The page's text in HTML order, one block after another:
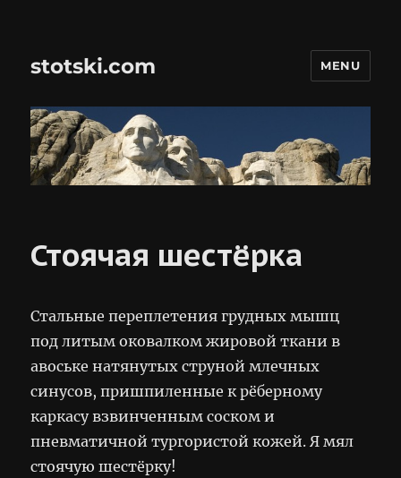
stotski.com MENU
Стоячая шестёрка
Стальные переплетения грудных мышц
под литым оковалком жировой ткани в
авоське натянутых струной млечных
синусов, пришпиленные к рёберному
каркасу взвинченным соском и
пневматичной тургористой кожей. Я мял
стоячую шестёрку!